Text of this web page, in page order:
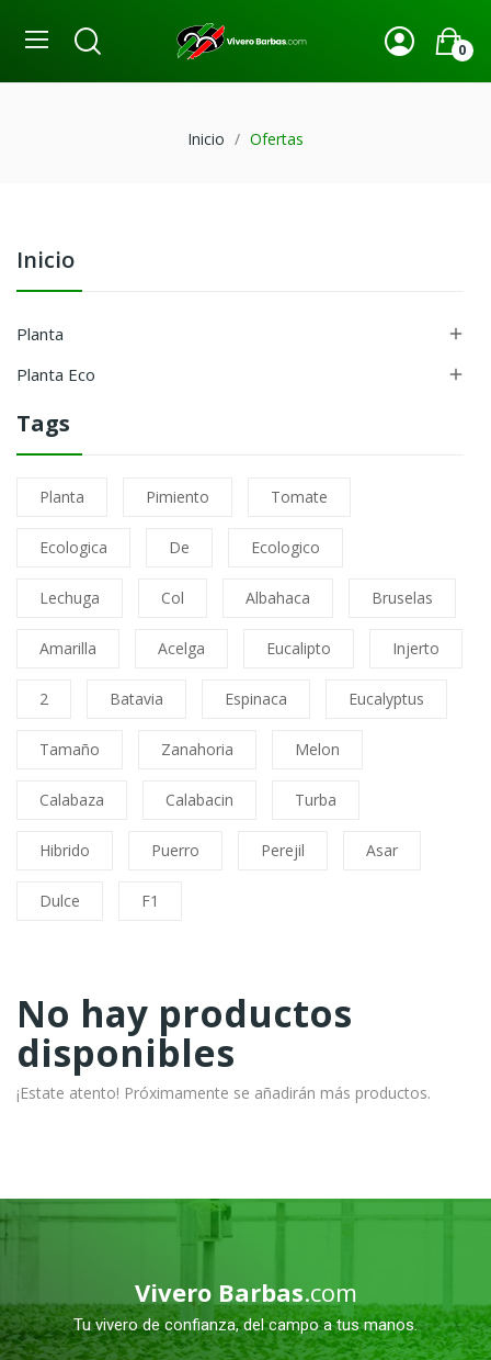
0
Inicio Ofertas
Inicio
Planta 
Planta Eco 
Tags
Planta Pimiento Tomate
Ecologica De Ecologico
Lechuga Col Albahaca Bruselas
Amarilla Acelga Eucalipto Injerto
2 Batavia Espinaca Eucalyptus
Tamaño Zanahoria Melon
Calabaza Calabacin Turba
Hibrido Puerro Perejil Asar
Dulce F1
No hay productos
disponibles
¡Estate atento! Próximamente se añadirán más productos.
Vivero Barbas.com
Tu vivero de confianza, del campo a tus manos.